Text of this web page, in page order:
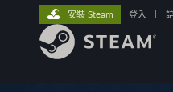
安裝 Steam 登入